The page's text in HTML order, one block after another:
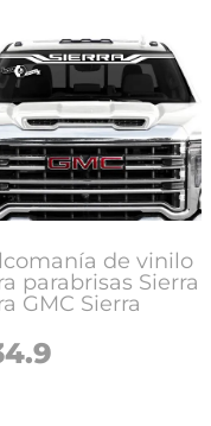
de vinilo
parabrisas Sierra
GMC Sierra